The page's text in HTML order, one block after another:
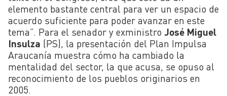
elemento bastante central para ver un espacio de
acuerdo suficiente para poder avanzar en este
tema”. Para el senador y exministro José Miguel
Insulza (PS), la presentación del Plan Impulsa
Araucanía muestra cómo ha cambiado la
mentalidad del sector, la que acusa, se opuso al
reconocimiento de los pueblos originarios en
2005.